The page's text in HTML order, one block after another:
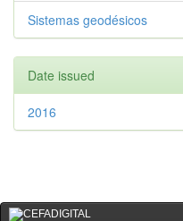
Sistemas geodésicos
Date issued
2016